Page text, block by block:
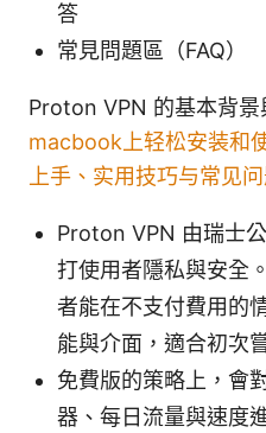
答
常見問題區（FAQ）
Proton VPN 的基本背景
macbook上轻松安装和
上手、实用技巧与常见
Proton VPN 由瑞士
打使用者隱私與安全
者能在不支付費用的
能與介面，適合初次
免費版的策略上，會
器、每日流量與速度